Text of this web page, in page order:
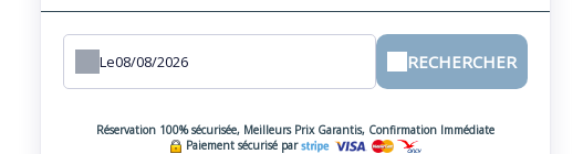
Le RECHERCHER
Réservation 100% sécurisée, Meilleurs Prix Garantis, Confirmation Immédiate
Paiement sécurisé par